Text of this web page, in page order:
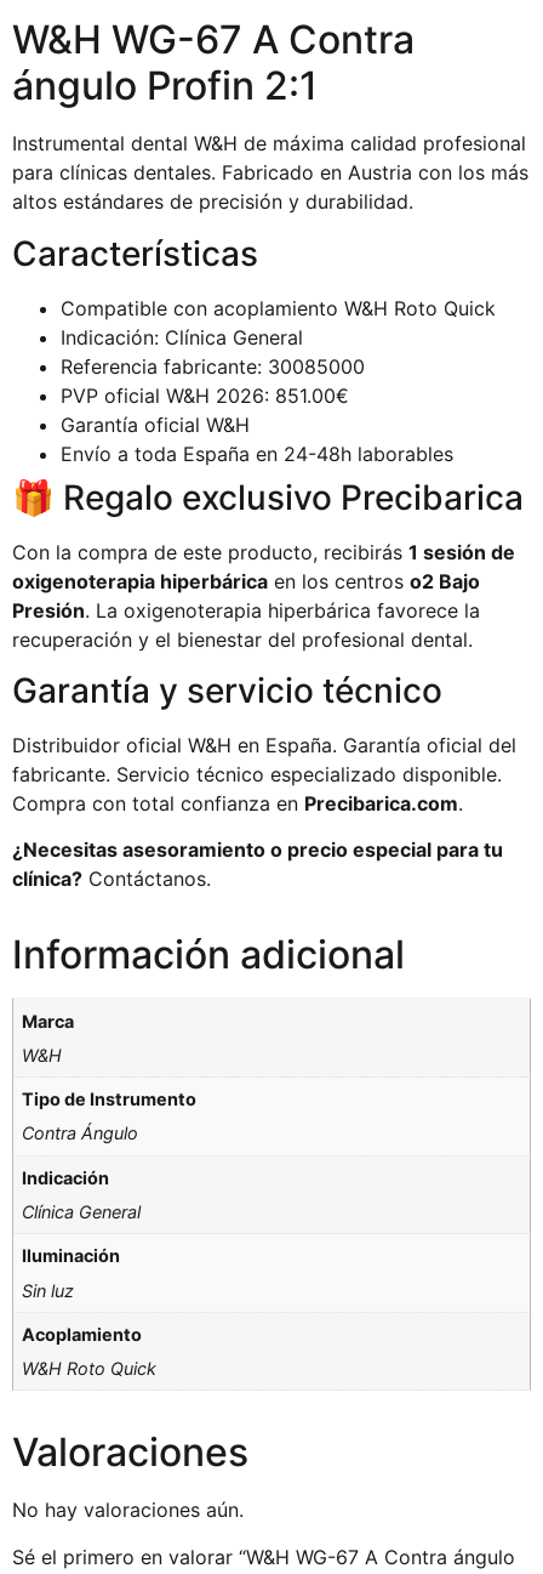
W&H WG-67 A Contra
ángulo Profin 2:1
Instrumental dental W&H de máxima calidad profesional
para clínicas dentales. Fabricado en Austria con los más
altos estándares de precisión y durabilidad.
Características
Compatible con acoplamiento W&H Roto Quick
Indicación: Clínica General
Referencia fabricante: 30085000
PVP oficial W&H 2026: 851.00€
Garantía oficial W&H
Envío a toda España en 24-48h laborables
🎁 Regalo exclusivo Precibarica
Con la compra de este producto, recibirás 1 sesión de
oxigenoterapia hiperbárica en los centros o2 Bajo
Presión. La oxigenoterapia hiperbárica favorece la
recuperación y el bienestar del profesional dental.
Garantía y servicio técnico
Distribuidor oficial W&H en España. Garantía oficial del
fabricante. Servicio técnico especializado disponible.
Compra con total confianza en Precibarica.com.
¿Necesitas asesoramiento o precio especial para tu
clínica? Contáctanos.
Información adicional
Marca
W&H
Tipo de Instrumento
Contra Ángulo
Indicación
Clínica General
Iluminación
Sin luz
Acoplamiento
W&H Roto Quick
Valoraciones
No hay valoraciones aún.
Sé el primero en valorar “W&H WG-67 A Contra ángulo